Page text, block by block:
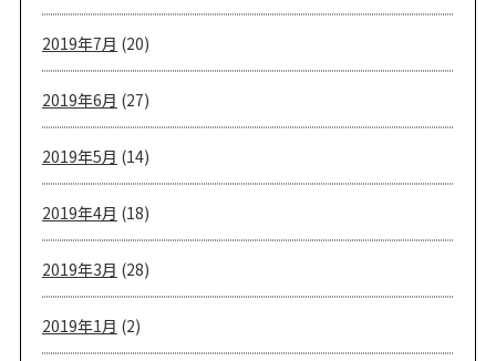
2019年7月 (20)
2019年6月 (27)
2019年5月 (14)
2019年4月 (18)
2019年3月 (28)
2019年1月 (2)